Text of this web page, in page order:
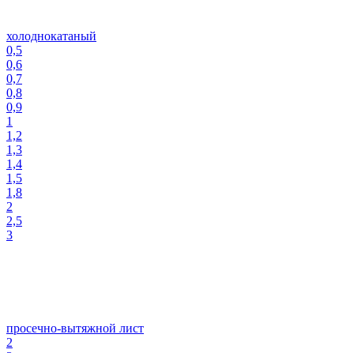
холоднокатаный
0,5
0,6
0,7
0,8
0,9
1
1,2
1,3
1,4
1,5
1,8
2
2,5
3
просечно-вытяжной лист
2